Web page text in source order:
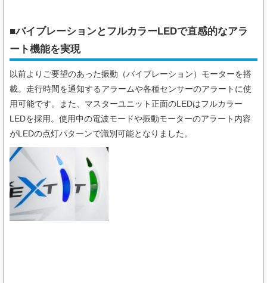
■バイブレーションとフルカラーLEDで直感的なアラ
ート機能を実現
以前よりご要望のあった振動（バイブレーション）モーターを搭
載。走行時間を通知するアラームや各種センサーのアラートに使
用可能です。また、マスターユニット正面のLEDはフルカラー
LEDを採用。使用中の電波モードや振動モーターのアラート内容
がLEDの点灯パターンで識別可能となりました。